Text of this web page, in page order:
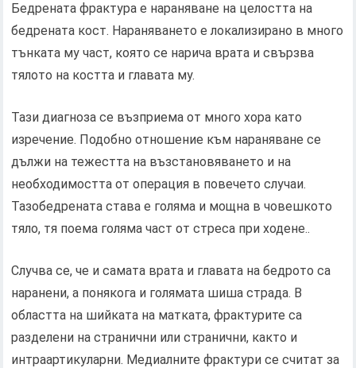
Бедрената фрактура е нараняване на целостта на
бедрената кост. Нараняването е локализирано в много
тънката му част, която се нарича врата и свързва
тялото на костта и главата му.
Тази диагноза се възприема от много хора като
изречение. Подобно отношение към нараняване се
дължи на тежестта на възстановяването и на
необходимостта от операция в повечето случаи.
Тазобедрената става е голяма и мощна в човешкото
тяло, тя поема голяма част от стреса при ходене..
Случва се, че и самата врата и главата на бедрото са
наранени, а понякога и голямата шиша страда. В
областта на шийката на матката, фрактурите са
разделени на странични или странични, както и
интраартикуларни. Медиалните фрактури се считат за